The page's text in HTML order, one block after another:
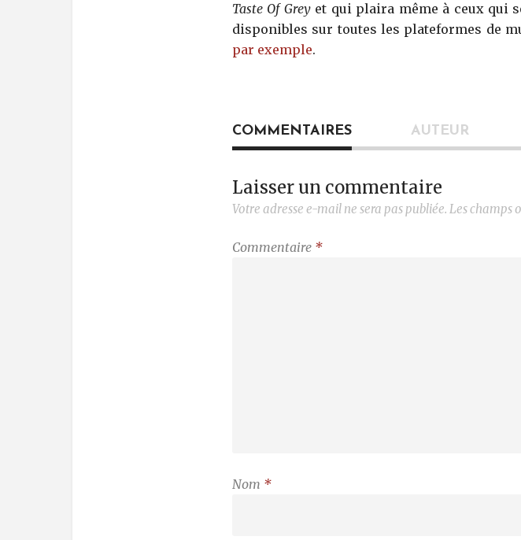
Taste Of Greyet qui plaira même à ceux qui
disponibles sur toutes les plateformes de
par exemple.
COMMENTAIRES AUTEUR
Laisser un commentaire
Votre adresse e-mail ne sera pas publiée. Les champs
Commentaire *
Nom *